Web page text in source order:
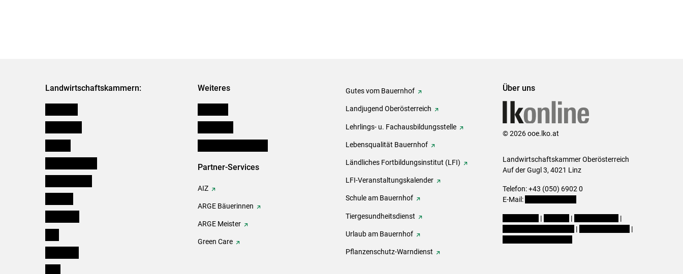
Landwirtschaftskammern: Weiteres
Partner-Services
AIZ
ARGE Bäuerinnen
ARGE Meister
Green Care
Gutes vom Bauernhof
Landjugend Oberösterreich
Lehrlings- u. Fachausbildungsstelle
Lebensqualität Bauernhof
Ländliches Fortbildungsinstitut (LFI)
LFI-Veranstaltungskalender
Schule am Bauernhof
Tiergesundheitsdienst
Urlaub am Bauernhof
Pflanzenschutz-Warndienst
Über uns
© 2026 ooe.lko.at
Landwirtschaftskammer Oberösterreich
Auf der Gugl 3, 4021 Linz
Telefon: +43 (050) 6902 0
E-Mail:
| |
|
|
|